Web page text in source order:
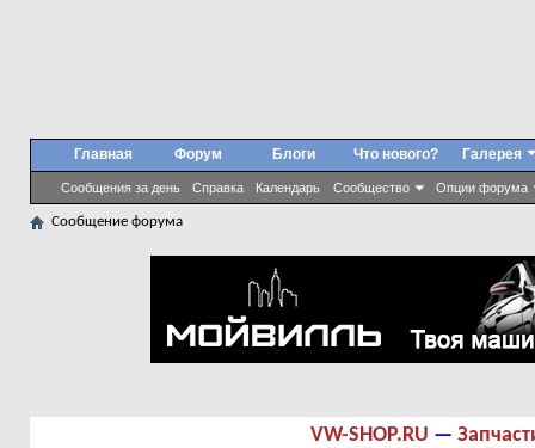
Главная Форум
Сообщения за день Справка Календарь Сообщество Опции форума
Блоги Что нового? Галерея
Сообщение форума
VW-SHOP.RU —